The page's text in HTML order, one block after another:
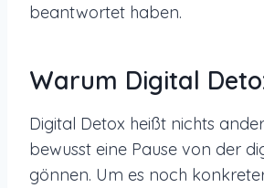
beantwortet haben.
Warum Digital
Digital Detox heißt nichts
bewusst eine Pause von der
gönnen. Um es noch